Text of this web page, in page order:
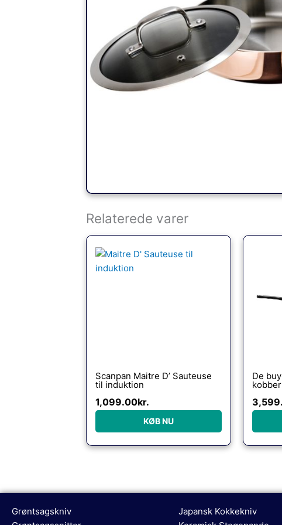
Relaterede varer
Scanpan Maitre D’ Sauteuse
til induktion
1,099.00kr.
KØB NU
De
Grøntsagskniv
Japansk Kokkekniv